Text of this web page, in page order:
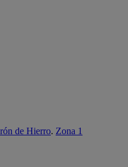
de Hierro. Zona 1